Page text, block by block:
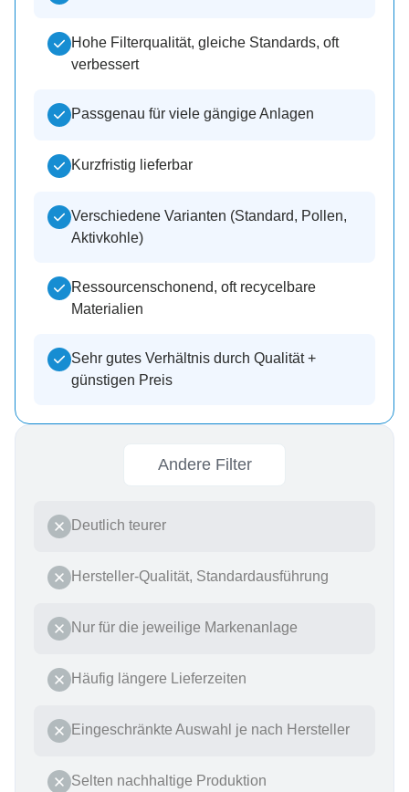
Hohe Filterqualität, gleiche Standards, oft
verbessert
Passgenau für viele gängige Anlagen
Kurzfristig lieferbar
Verschiedene Varianten (Standard, Pollen,
Aktivkohle)
Ressourcenschonend, oft recycelbare
Materialien
Sehr gutes Verhältnis durch Qualität +
günstigen Preis
Andere Filter
Deutlich teurer
Hersteller-Qualität, Standardausführung
Nur für die jeweilige Markenanlage
Häufig längere Lieferzeiten
Eingeschränkte Auswahl je nach Hersteller
Selten nachhaltige Produktion